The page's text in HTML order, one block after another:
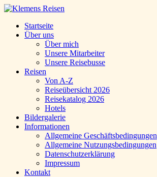
Startseite
Über uns
Über mich
Unsere Mitarbeiter
Unsere Reisebusse
Reisen
Von A-Z
Reiseübersicht 2026
Reisekatalog 2026
Hotels
Bildergalerie
Informationen
Allgemeine Geschäftsbedingungen
Allgemeine Nutzungsbedingungen
Datenschutzerklärung
Impressum
Kontakt